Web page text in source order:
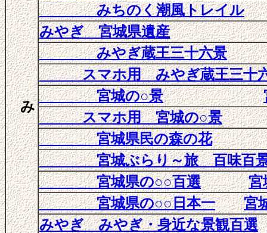
み
みちのく潮風トレイル
みやぎ 宮城県遺産
みやぎ蔵王三十六景
スマホ用 みやぎ蔵王三十
宮城の○景
スマホ用 宮城の○景
宮城県民の森の花
宮城ぶらり～旅 百味百
宮城県の○○百選
宮
宮城県の○○日本一
宮
みやぎ みやぎ・身近な景観百選